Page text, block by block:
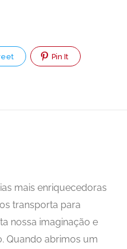
Pin It
mais enriquecedoras
transporta para
nossa imaginação e
Quando abrimos um